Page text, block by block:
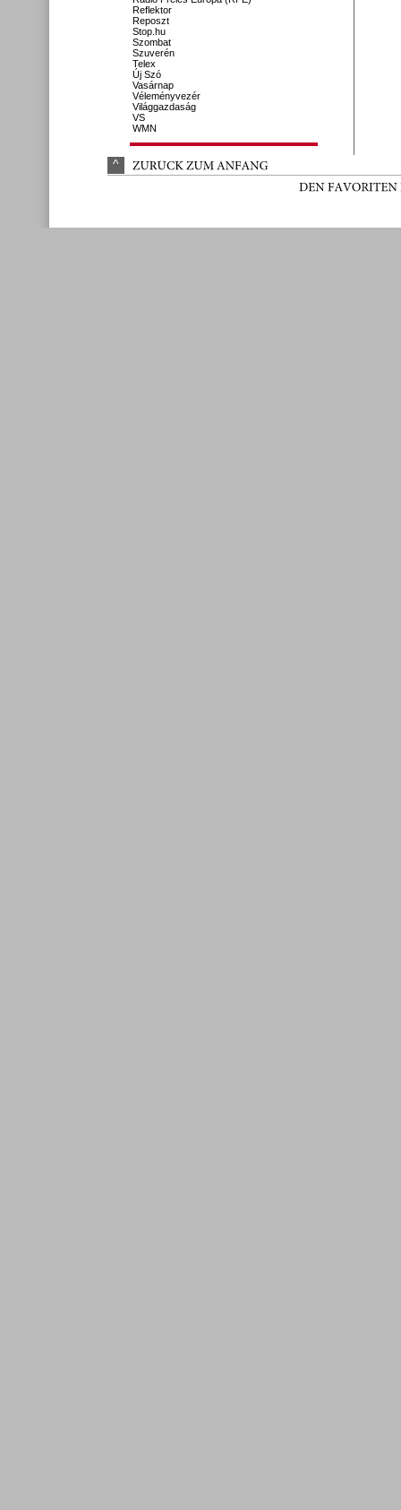
Reflektor
Reposzt
Stop.hu
Szombat
Szuverén
Telex
Új Szó
Vasárnap
Véleményvezér
Világgazdaság
VS
WMN
^ ZURÜCK ZUM ANFANG
DEN FAVORITEN